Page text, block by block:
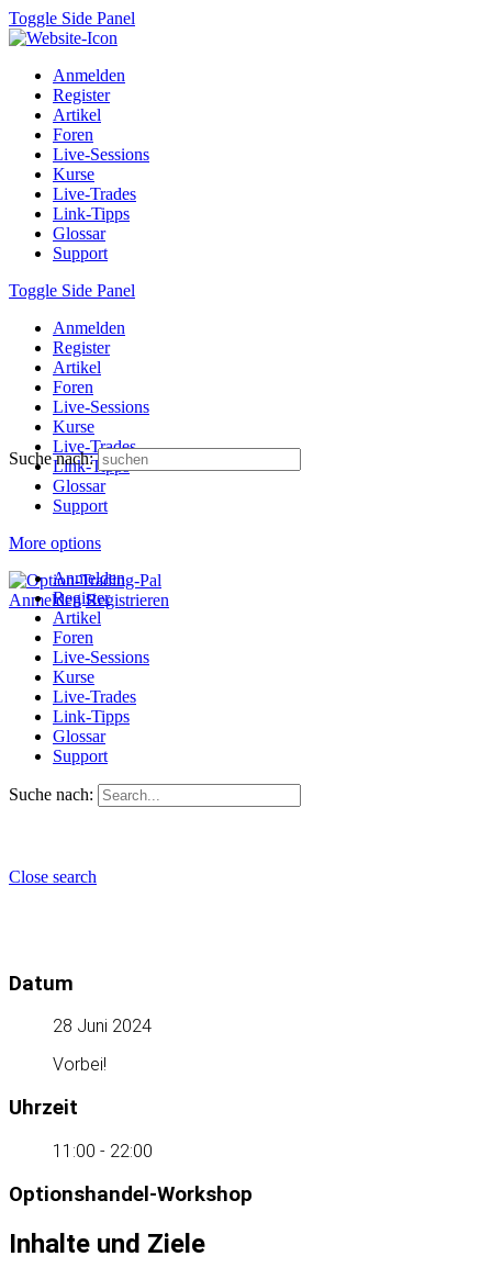
Toggle Side Panel
Anmelden
Register
Artikel
Foren
Live-Sessions
Kurse
Live-Trades
Link-Tipps
Glossar
Support
Toggle Side Panel
Anmelden
Register
Artikel
Foren
Live-Sessions
Kurse
Live-Trades
Link-Tipps
Glossar
Support
More options
Anmelden Registrieren
Suche nach:
Anmelden
Register
Artikel
Foren
Live-Sessions
Kurse
Live-Trades
Link-Tipps
Glossar
Support
Suche nach:
Close search
Datum
28 Juni 2024
Vorbei!
Uhrzeit
11:00 - 22:00
Optionshandel-Workshop
Inhalte und Ziele